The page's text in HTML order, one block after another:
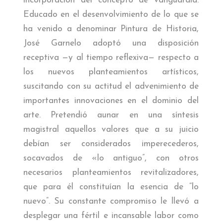
Educado en el desenvolvimiento de lo que se
ha venido a denominar Pintura de Historia,
José Garnelo adoptó una disposición
receptiva —y al tiempo reflexiva— respecto a
los nuevos planteamientos artísticos,
suscitando con su actitud el advenimiento de
importantes innovaciones en el dominio del
arte. Pretendió aunar en una síntesis
magistral aquellos valores que a su juicio
debían ser considerados imperecederos,
socavados de «lo antiguo”, con otros
necesarios planteamientos revitalizadores,
que para él constituían la esencia de “lo
nuevo”. Su constante compromiso le llevó a
desplegar una fértil e incansable labor como